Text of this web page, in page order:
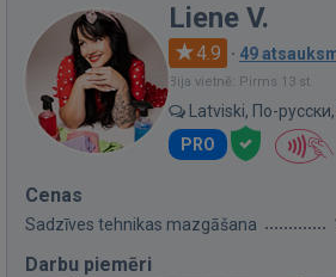
Liene V.
4.9 · 49
Bija vietnē: Pirms 13 st.
Latviski, По-
PRO
Cenas
Sadzīves tehnikas mazgāšana
Darbu piemēri